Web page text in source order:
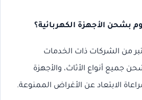
بشحن الأجهزة الكهربائية؟
من الشركات ذات الخدمات
جميع أنواع الأثاث، والأجهزة
الابتعاد عن الأغراض الممنوعة.